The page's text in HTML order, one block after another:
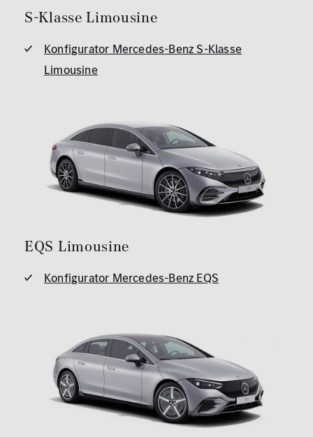
S-Klasse Limousine
Konfigurator Mercedes-Benz S-Klasse
Limousine
EQS Limousine
Konfigurator Mercedes-Benz EQS